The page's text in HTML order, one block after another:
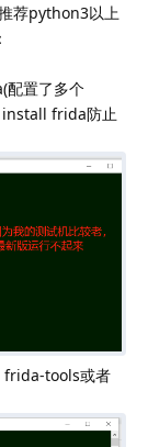
荐python3以上
置了多个
frida防止
frida-tools或者